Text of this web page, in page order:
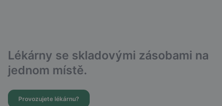
Lékárny se skladovými zásobami na
jednom místě.
Provozujete lékárnu?